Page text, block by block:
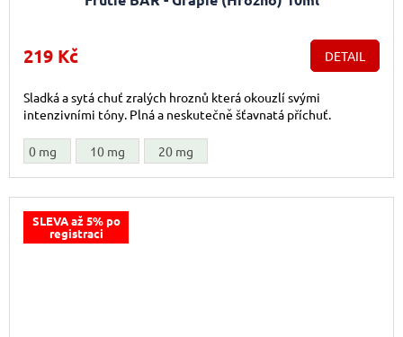
219 Kč DETAIL
Sladká a sytá chuť zralých hroznů která okouzlí svými
intenzivními tóny. Plná a neskutečně šťavnatá příchuť.
0 mg 10 mg 20 mg
SLEVA až 5% po
registraci